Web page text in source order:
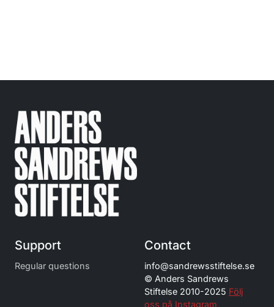
Support
Regular questions
Contact
info@sandrewsstiftelse.se
© Anders Sandrews
Stiftelse 2010-2025 Följ
oss på Instagram